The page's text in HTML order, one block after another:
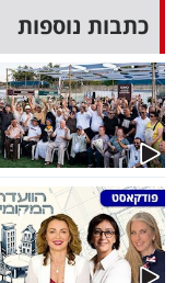
UNDER
40
שיתופי
פעולה
כתבות נוספות